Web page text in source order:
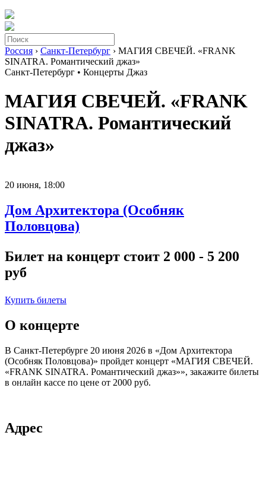
Россия › Санкт-Петербург › МАГИЯ СВЕЧЕЙ. «FRANK
SINATRA. Романтический джаз»
Санкт-Петербург • Концерты Джаз
МАГИЯ СВЕЧЕЙ. «FRANK
SINATRA. Романтический
джаз»
20 июня, 18:00
Дом Архитектора (Особняк
Половцова)
Билет на концерт стоит 2 000 - 5 200
руб
Купить билеты
О концерте
В Санкт-Петербурге 20 июня 2026 в «Дом Архитектора
(Особняк Половцова)» пройдет концерт «МАГИЯ СВЕЧЕЙ.
«FRANK SINATRA. Романтический джаз»», закажите билеты
в онлайн кассе по цене от 2000 руб.
Адрес